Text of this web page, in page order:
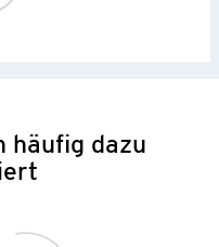
häufig dazu